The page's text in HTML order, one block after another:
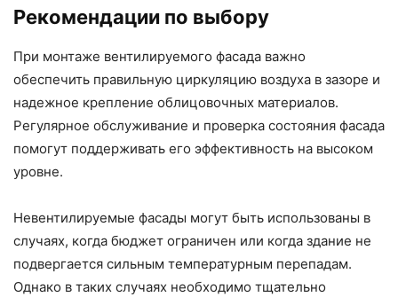
Рекомендации по выбору
При монтаже вентилируемого фасада важно
обеспечить правильную циркуляцию воздуха в зазоре и
надежное крепление облицовочных материалов.
Регулярное обслуживание и проверка состояния фасада
помогут поддерживать его эффективность на высоком
уровне.
Невентилируемые фасады могут быть использованы в
случаях, когда бюджет ограничен или когда здание не
подвергается сильным температурным перепадам.
Однако в таких случаях необходимо тщательно